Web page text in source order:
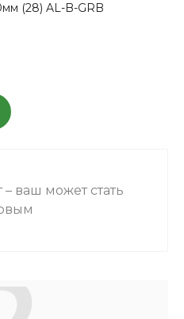
(28) AL-B-GRB
ваш может стать